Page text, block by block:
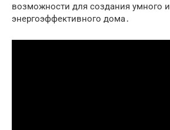
возможности для создания умного и
энергоэффективного дома․